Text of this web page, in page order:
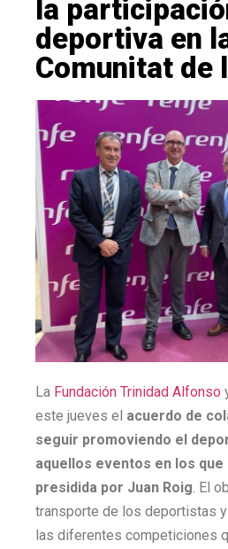
la
deportiva en
Comunitat de
La Fundación Trinidad Alfonso
este jueves el acuerdo de
seguir promoviendo el
aquellos eventos en los
presidida por Juan Roig . El
transporte de los deportistas
las diferentes competiciones